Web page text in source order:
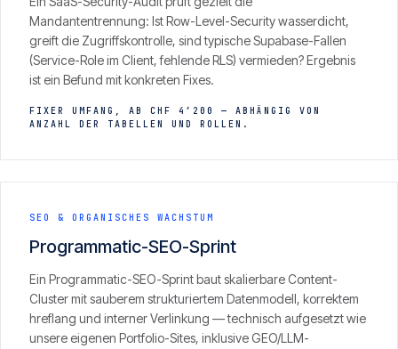
Mandantentrennung: Ist Row-Level-Security wasserdicht,
greift die Zugriffskontrolle, sind typische Supabase-Fallen
(Service-Role im Client, fehlende RLS) vermieden? Ergebnis
ist ein Befund mit konkreten Fixes.
FIXER UMFANG, AB CHF 4’200 — ABHÄNGIG VON
ANZAHL DER TABELLEN UND ROLLEN.
SEO & ORGANISCHES WACHSTUM
Programmatic-SEO-Sprint
Ein Programmatic-SEO-Sprint baut skalierbare Content-
Cluster mit sauberem strukturiertem Datenmodell, korrektem
hreflang und interner Verlinkung — technisch aufgesetzt wie
unsere eigenen Portfolio-Sites, inklusive GEO/LLM-